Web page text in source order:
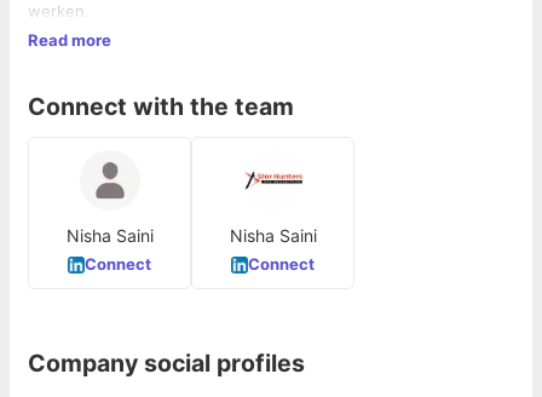
werken.
Read more
Connect with the team
Nisha Saini
Connect
Nisha Saini
Connect
Company social profiles